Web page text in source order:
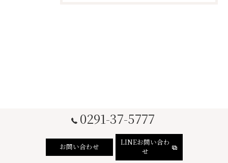
0291-37-5777
お問い合わせ
LINEお問い合わ
せ